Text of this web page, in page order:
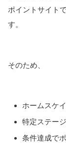
ポイントサイト
す。
そのため、
ホームスケ
特定ステー
条件達成で